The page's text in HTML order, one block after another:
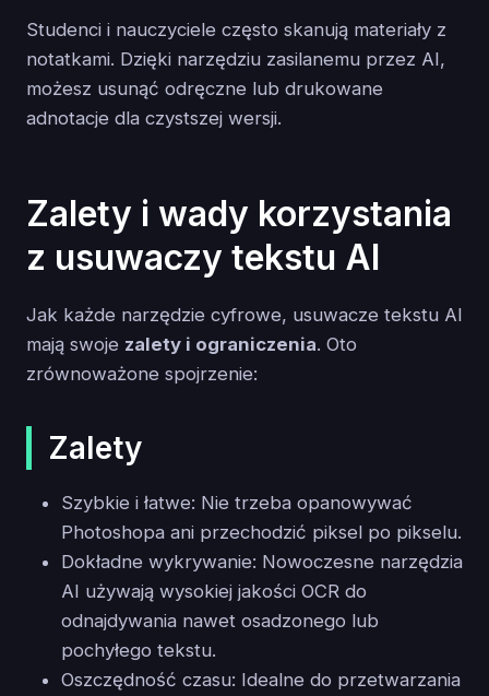
Studenci i nauczyciele często skanują materiały z
notatkami. Dzięki narzędziu zasilanemu przez AI,
możesz usunąć odręczne lub drukowane
adnotacje dla czystszej wersji.
Zalety i wady korzystania
z usuwaczy tekstu AI
Jak każde narzędzie cyfrowe, usuwacze tekstu AI
mają swoje zalety i ograniczenia. Oto
zrównoważone spojrzenie:
Zalety
Szybkie i łatwe: Nie trzeba opanowywać
Photoshopa ani przechodzić piksel po pikselu.
Dokładne wykrywanie: Nowoczesne narzędzia
AI używają wysokiej jakości OCR do
odnajdywania nawet osadzonego lub
pochyłego tekstu.
Oszczędność czasu: Idealne do przetwarzania